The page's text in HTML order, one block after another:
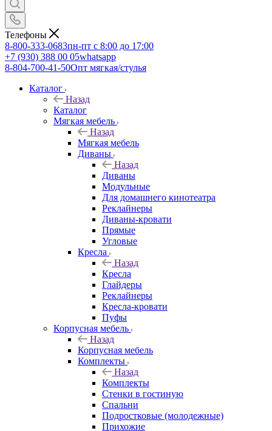
Телефоны
8-800-333-0683пн-пт с 8:00 до 17:00
+7 (930) 388 00 05whatsapp
8-804-700-41-50Опт мягкая/стулья
Каталог
Назад
Каталог
Мягкая мебель
Назад
Мягкая мебель
Диваны
Назад
Диваны
Модульные
Для домашнего кинотеатра
Реклайнеры
Диваны-кровати
Прямые
Угловые
Кресла
Назад
Кресла
Глайдеры
Реклайнеры
Кресла-кровати
Пуфы
Корпусная мебель
Назад
Корпусная мебель
Комплекты
Назад
Комплекты
Стенки в гостиную
Спальни
Подростковые (молодежные)
Прихожие